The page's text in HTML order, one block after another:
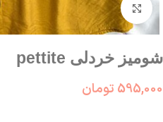
بزرگنمایی تصویر
شومیز خردلی pettite
595,000 تومان